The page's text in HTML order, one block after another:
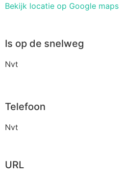
Bekijk locatie op Google maps
Is op de snelweg
Nvt
Telefoon
Nvt
URL